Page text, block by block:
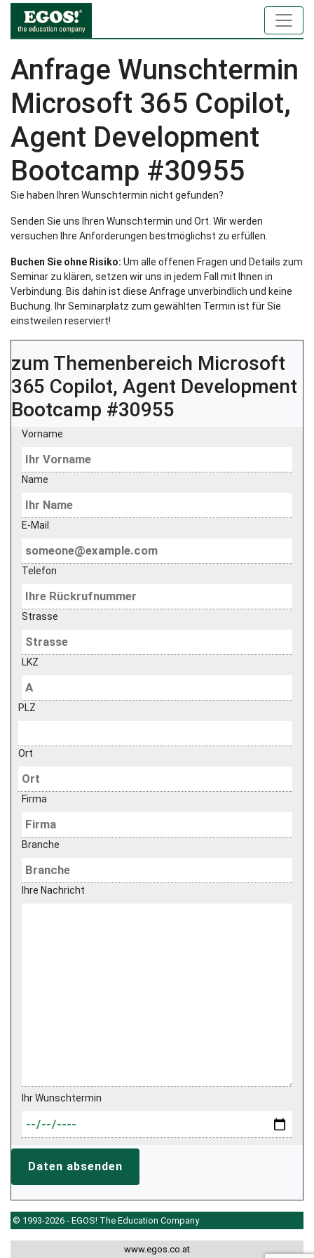
Anfrage Wunschtermin
Microsoft 365 Copilot,
Agent Development
Bootcamp #30955
Sie haben Ihren Wunschtermin nicht gefunden?
Senden Sie uns Ihren Wunschtermin und Ort. Wir werden
versuchen Ihre Anforderungen bestmöglichst zu erfüllen.
Buchen Sie ohne Risiko: Um alle offenen Fragen und Details zum
Seminar zu klären, setzen wir uns in jedem Fall mit Ihnen in
Verbindung. Bis dahin ist diese Anfrage unverbindlich und keine
Buchung. Ihr Seminarplatz zum gewählten Termin ist für Sie
einstweilen reserviert!
zum Themenbereich Microsoft
365 Copilot, Agent Development
Bootcamp #30955
Vorname
Name
E-Mail
Telefon
Strasse
LKZ
PLZ
Ort
Firma
Branche
Ihre Nachricht
Ihr Wunschtermin
Daten absenden
© 1993-2026 - EGOS! The Education Company
www.egos.co.at